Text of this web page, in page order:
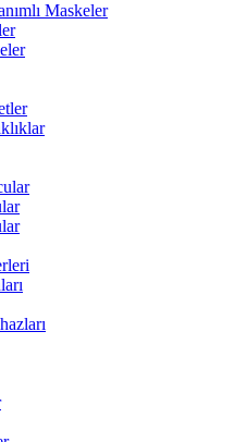
Maskeler